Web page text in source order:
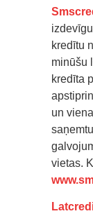
kredītu
minūšu
kredīta
un
vietas.